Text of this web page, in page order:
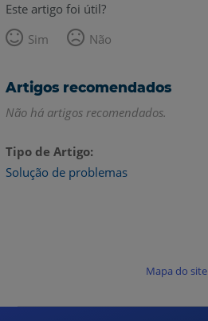
Este artigo foi útil?
Sim
Não
Artigos recomendados
Não há artigos recomendados.
Tipo de Artigo
Solução de problemas
Mapa do site